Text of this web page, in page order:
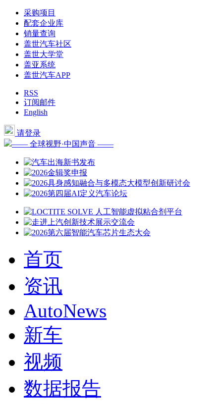
采购项目
配套企业库
销量查询
盖世汽车社区
盖世大学堂
盖亚系统
盖世汽车APP
RSS
订阅邮件
English
请登录
—— 全球视野·中国声音 ——
首页
资讯
AutoNews
新车
视频
数据报告